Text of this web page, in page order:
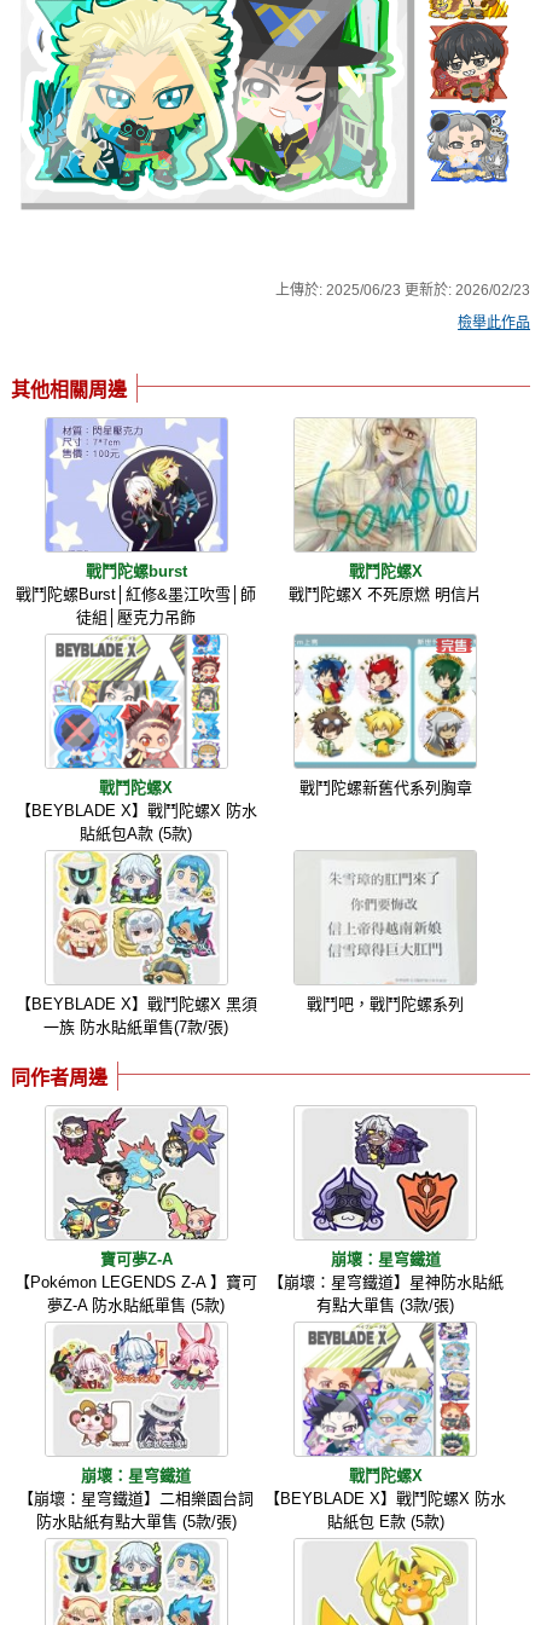
上傳於:2025/06/23 更新於:2026/02/23
檢舉此作品
其他相關周邊
戰鬥陀螺burst
戰鬥陀螺Burst│紅修&墨江吹雪│師
徒組│壓克力吊飾
戰鬥陀螺X
戰鬥陀螺X 不死原燃 明信片
戰鬥陀螺X
【BEYBLADE X】戰鬥陀螺X 防水
貼紙包A款 (5款)
戰鬥陀螺新舊代系列胸章
【BEYBLADE X】戰鬥陀螺X 黑須
一族 防水貼紙單售(7款/張)
戰鬥吧，戰鬥陀螺系列
同作者周邊
寶可夢Z-A
【Pokémon LEGENDS Z-A 】寶可
夢Z-A 防水貼紙單售 (5款)
崩壞：星穹鐵道
【崩壞：星穹鐵道】星神防水貼紙
有點大單售 (3款/張)
崩壞：星穹鐵道
【崩壞：星穹鐵道】二相樂園台詞
防水貼紙有點大單售 (5款/張)
戰鬥陀螺X
【BEYBLADE X】戰鬥陀螺X 防水
貼紙包 E款 (5款)